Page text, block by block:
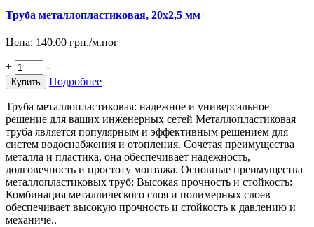
Труба металлопластиковая, 20х2,5 мм
Цена: 140.00 грн./м.пог
+ -
Купить Подробнее
Труба металлопластиковая: надежное и универсальное
решение для ваших инженерных сетей Металлопластиковая
труба является популярным и эффективным решением для
систем водоснабжения и отопления. Сочетая преимущества
металла и пластика, она обеспечивает надежность,
долговечность и простоту монтажа. Основные преимущества
металлопластиковых труб: Высокая прочность и стойкость:
Комбинация металлического слоя и полимерных слоев
обеспечивает высокую прочность и стойкость к давлению и
механиче..